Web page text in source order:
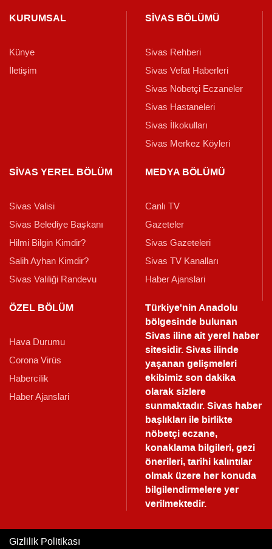
KURUMSAL
Künye
İletişim
SİVAS BÖLÜMÜ
Sivas Rehberi
Sivas Vefat Haberleri
Sivas Nöbetçi Eczaneler
Sivas Hastaneleri
Sivas İlkokulları
Sivas Merkez Köyleri
SİVAS YEREL BÖLÜM
Sivas Valisi
Sivas Belediye Başkanı
Hilmi Bilgin Kimdir?
Salih Ayhan Kimdir?
Sivas Valiliği Randevu
MEDYA BÖLÜMÜ
Canlı TV
Gazeteler
Sivas Gazeteleri
Sivas TV Kanalları
Haber Ajanslari
ÖZEL BÖLÜM
Hava Durumu
Corona Virüs
Habercilik
Haber Ajanslari
Türkiye'nin Anadolu
bölgesinde bulunan
Sivas iline ait yerel haber
sitesidir. Sivas ilinde
yaşanan gelişmeleri
ekibimiz son dakika
olarak sizlere
sunmaktadır.Sivas haber
başlıkları ile birlikte
nöbetçi eczane,
konaklama bilgileri, gezi
önerileri, tarihi kalıntılar
olmak üzere her konuda
bilgilendirmelere yer
verilmektedir.
Gizlilik Politikası